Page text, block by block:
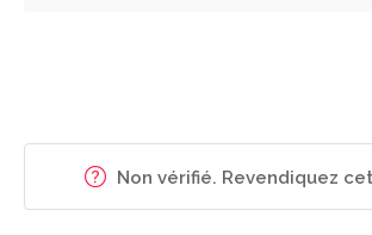
Non vérifié. Revendiquez